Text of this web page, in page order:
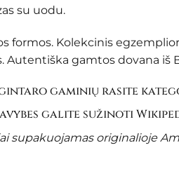
su uodu.
formos. Kolekcinis
Autentiška gamtos dovana iš
gaminių rasite
galite sužinoti
supakuojamas originalioje